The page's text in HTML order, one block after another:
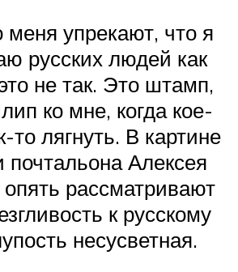
меня упрекают, что я
русских людей как
не так. Это штамп,
ко мне, когда кое-
то лягнуть. В картине
Алексея
рассматривают
к русскому
несусветная.